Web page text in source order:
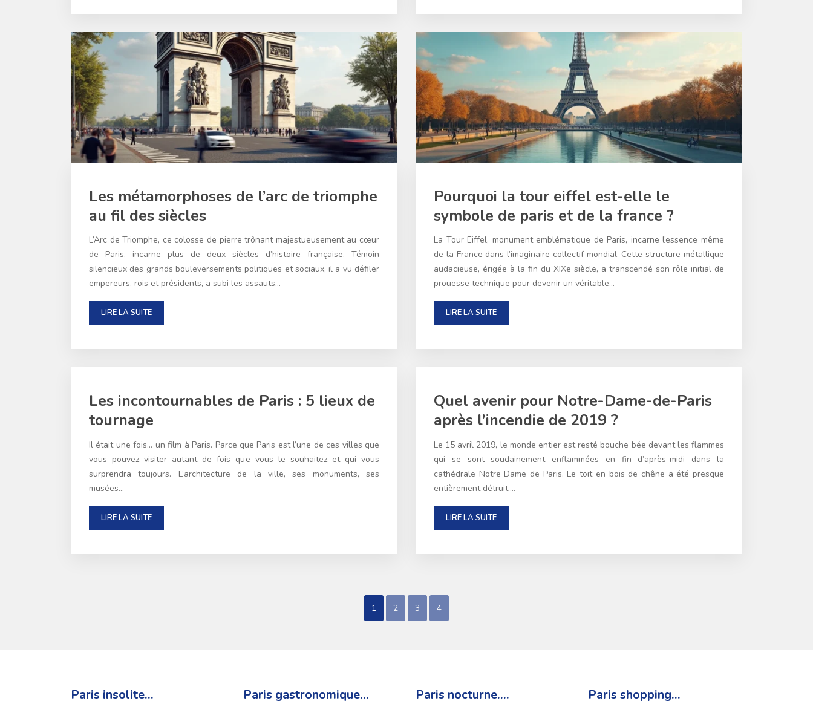
Les métamorphoses de l’arc de triomphe
au fil des siècles
L’Arc de Triomphe, ce colosse de pierre trônant majestueusement au cœur
de Paris, incarne plus de deux siècles d’histoire française. Témoin
silencieux des grands bouleversements politiques et sociaux, il a vu défiler
empereurs, rois et présidents, a subi les assauts…
LIRE LA SUITE
Pourquoi la tour eiffel est-elle le
symbole de paris et de la france ?
La Tour Eiffel, monument emblématique de Paris, incarne l’essence même
de la France dans l’imaginaire collectif mondial. Cette structure métallique
audacieuse, érigée à la fin du XIXe siècle, a transcendé son rôle initial de
prouesse technique pour devenir un véritable…
LIRE LA SUITE
Les incontournables de Paris : 5 lieux de
tournage
Il était une fois… un film à Paris. Parce que Paris est l’une de ces villes que
vous pouvez visiter autant de fois que vous le souhaitez et qui vous
surprendra toujours. L’architecture de la ville, ses monuments, ses
musées…
LIRE LA SUITE
Quel avenir pour Notre-Dame-de-Paris
après l’incendie de 2019 ?
Le 15 avril 2019, le monde entier est resté bouche bée devant les flammes
qui se sont soudainement enflammées en fin d’après-midi dans la
cathédrale Notre Dame de Paris. Le toit en bois de chêne a été presque
entièrement détruit,…
LIRE LA SUITE
1 2 3 4
Paris insolite… Paris gastronomique… Paris nocturne…. Paris shopping…